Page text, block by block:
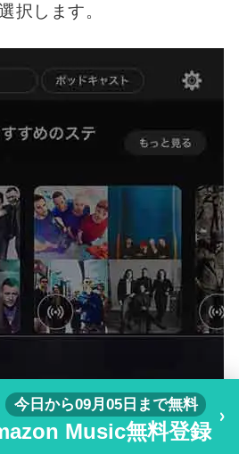
択します。
今日から09月05日まで無料
Music無料登録